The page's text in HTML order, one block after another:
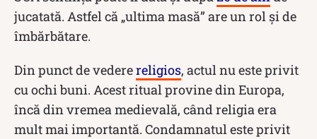
jucatată. Astfel că „ultima masă” are un rol și de
îmbărbătare.
Din punct de vederereligios, actul nu este privit
cu ochi buni. Acest ritual provine din Europa,
încă din vremea medievală, când religia era
mult mai importantă. Condamnatul este privit